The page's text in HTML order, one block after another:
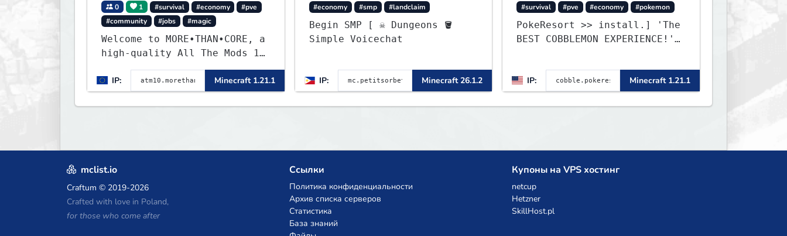
0 1 #survival #economy
#pve
#community
#jobs #magic
Welcome to MORE•THAN•CORE, a
high-quality All The Mods 10
Minecraft server built for
players who want a smooth,
polished, and rewarding
modded experience.
IP: Minecraft 1.21.1
#economy
#smp #landclaim
Begin SMP [ ☠ Dungeons 🪣
Simple Voicechat
IP: Minecraft 26.1.2
#survival
#pve #economy #pokemon
PokeResort >> install.] 'The
BEST COBBLEMON EXPERIENCE!''
IP: Minecraft 1.21.1
mclist.io
Craftum © 2019-2026
Crafted with love in Poland,
for those who come after
Ссылки
Политика конфиденциальности
Архив списка серверов
Статистика
База знаний
Купоны на VPS хостинг
netcup
Hetzner
SkillHost.pl